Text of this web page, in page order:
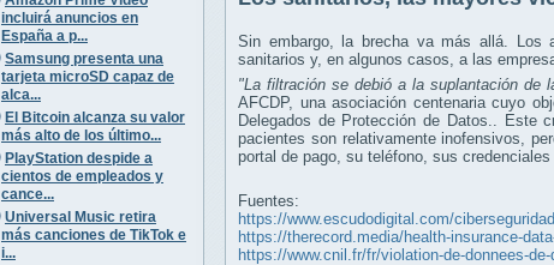
incluirá anuncios en
España a p...
Samsung presenta una
tarjeta microSD capaz de
alca...
El Bitcoin alcanza su valor
más alto de los último...
PlayStation despide a
cientos de empleados y
cance...
Universal Music retira
más canciones de TikTok e
i...
Sin embargo, la brecha va más allá. Los
sanitarios y, en algunos casos, a las
"La filtración se debió a la suplantación de
AFCDP, una asociación centenaria cuyo
Delegados de Protección de Datos.. Este
pacientes son relativamente inofensivos,
portal de pago, su teléfono, sus
Fuentes:
https://www.escudodigital.com/
https://therecord.media/health-insurance-
https://www.cnil.fr/fr/violation-de-donnees-